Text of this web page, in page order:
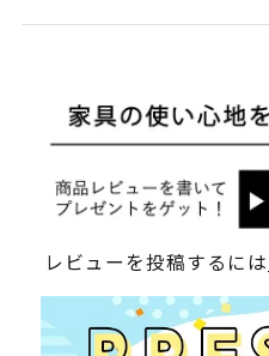
レビューを投稿するには